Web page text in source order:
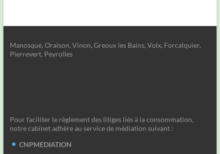
Manosque, Oraison, Vinon, Greoux les Bains, Volx, Forcalquier,
Pierrevert, Peyrolles
Pour faciliter le règlement des litiges liés à la consommation,
notre cabinet adhère au service de médiation suivant :
CNPMEDIATION